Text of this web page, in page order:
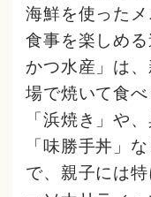
海鮮を使った
食事を楽しめ
かつ水産」は
場で焼いて食
「浜焼き」や
「味勝手丼」
で、親子には